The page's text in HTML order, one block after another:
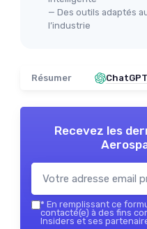
— Des outils adaptés
l’industrie
Résumer ChatGPT
Recevez les
* En remplissant ce
contacté(e) à des fins
Insiders et ses